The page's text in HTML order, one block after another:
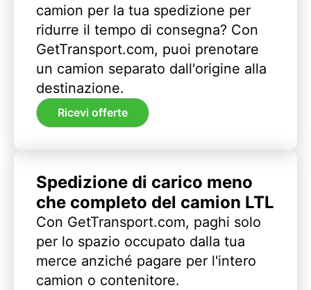
camion per la tua spedizione per
ridurre il tempo di consegna? Con
GetTransport.com, puoi prenotare
un camion separato dall'origine alla
destinazione.
Ricevi offerte
Spedizione di carico meno
che completo del camion LTL
Con GetTransport.com, paghi solo
per lo spazio occupato dalla tua
merce anziché pagare per l'intero
camion o contenitore.